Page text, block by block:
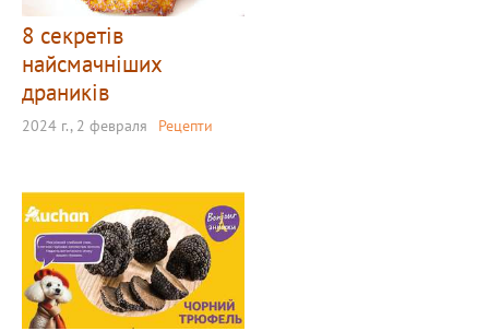
8 секретів
найсмачніших
драників
2024 г., 2 февраля Рецепти